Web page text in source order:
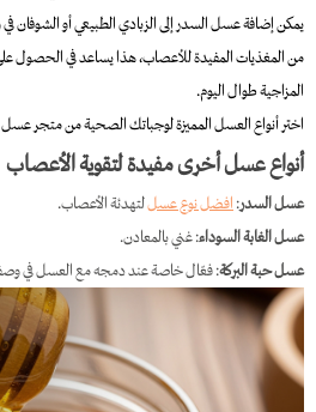
يمكن إضافة عسل السدر إلى الزبادي الطبيعي أو الشوفان
من المغذيات المفيدة للأعصاب، هذا يساعد في الحصول
المزاجية طوال اليوم.
اختر أنواع العسل المميزة لوجباتك الصحية من متجر عسل
أنواع عسل أخرى مفيدة لتقوية الأعصاب
عسل السدر: افضل نوع عسللتهدئة الأعصاب.
عسل الغابة السوداء: غني بالمعادن.
عسل حبة البركة: فعّال خاصة عند دمجه مع العسل في